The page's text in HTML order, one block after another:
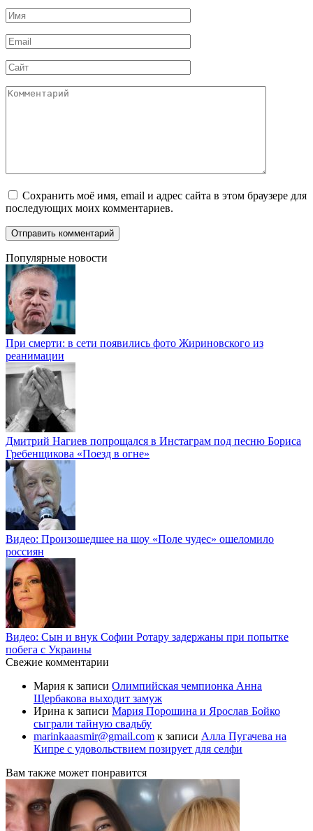
Имя
*
Email
*
Сайт
Комментарий
Сохранить моё имя, email и адрес сайта в этом браузере для
последующих моих комментариев.
Популярные новости
При смерти: в сети появились фото Жириновского из
реанимации
Дмитрий Нагиев попрощался в Инстаграм под песню Бориса
Гребенщикова «Поезд в огне»
Видео: Произошедшее на шоу «Поле чудес» ошеломило
россиян
Видео: Сын и внук Софии Ротару задержаны при попытке
побега с Украины
Свежие комментарии
Мария к записи Олимпийская чемпионка Анна
Щербакова выходит замуж
Ирина к записи Мария Порошина и Ярослав Бойко
сыграли тайную свадьбу
marinkaaasmir@gmail.com к записи Алла Пугачева на
Кипре с удовольствием позирует для селфи
Вам также может понравится